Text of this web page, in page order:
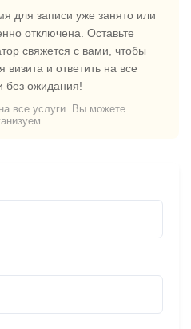
для записи уже занято или
отключена. Оставьте
свяжется с вами, чтобы
и ответить на все
без ожидания!
все услуги. Вы можете